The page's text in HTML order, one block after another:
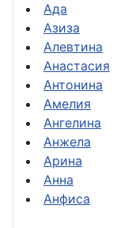
Ада
Азиза
Алевтина
Анастасия
Антонина
Амелия
Ангелина
Анжела
Арина
Анна
Анфиса